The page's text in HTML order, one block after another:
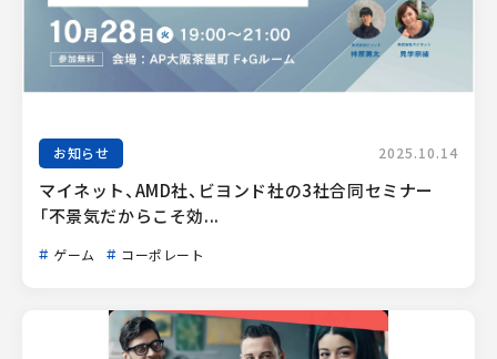
お知らせ 2025.10.14
マイネット、AMD社、ビヨンド社の3社合同セミナー
「不景気だからこそ効...
ゲーム コーポレート